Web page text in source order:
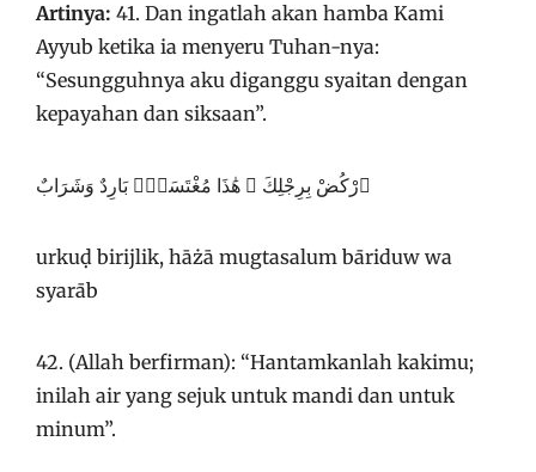
Artinya: 41. Dan ingatlah akan hamba Kami
Ayyub ketika ia menyeru Tuhan-nya:
“Sesungguhnya aku diganggu syaitan dengan
kepayahan dan siksaan”.
ٱرْكُضْ بِرِجْلِكَ ۖ هَٰذَا مُغْتَسَلٌۢ بَارِدٌ وَشَرَابٌ
urkuḍ birijlik, hāżā mugtasalum bāriduw wa
syarāb
42. (Allah berfirman): “Hantamkanlah kakimu;
inilah air yang sejuk untuk mandi dan untuk
minum”.